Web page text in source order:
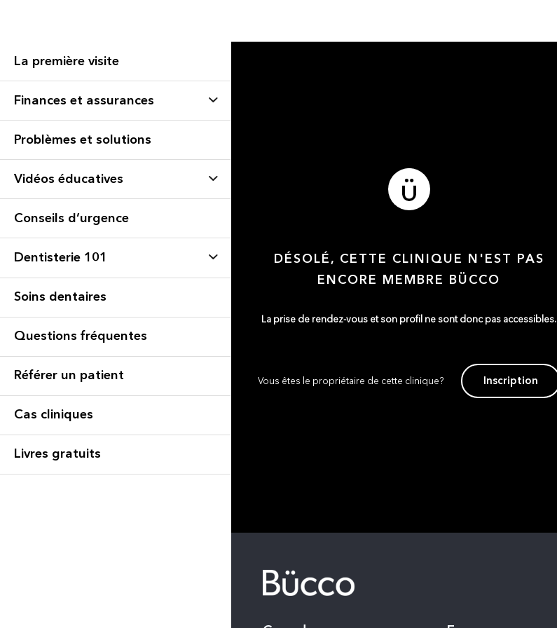
La première visite
Finances et assurances
Problèmes et solutions
Vidéos éducatives
Conseils d’urgence
Dentisterie 101
Soins dentaires
Questions fréquentes
Référer un patient
Cas cliniques
Livres gratuits
DÉSOLÉ, CETTE CLINIQUE N'EST PAS
ENCORE MEMBRE BÜCCO
La prise de rendez-vous et son profil ne sont donc pas accessibles.
Vous êtes le propriétaire de cette clinique? Inscription